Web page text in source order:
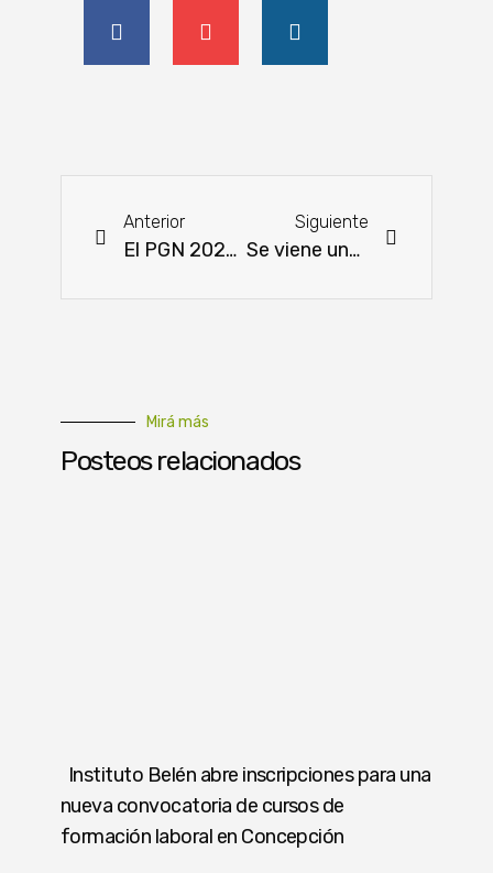
Anterior
El PGN 2022 se orienta a sectores prioritarios para el país
Siguiente
Se viene una nueva edición de la Expo Guairá
Mirá más
Posteos relacionados
Instituto Belén abre inscripciones para una
nueva convocatoria de cursos de
formación laboral en Concepción